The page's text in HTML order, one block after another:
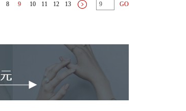
8 9 10 11 12 13 GO